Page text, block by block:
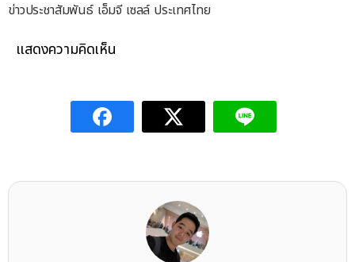
ข่าวประชาสัมพันธ์ เอ็มจี เซลล์ ประเทศไทย
แสดงความคิดเห็น